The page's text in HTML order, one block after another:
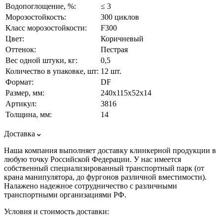
Водопоглощение, %:
≤ 3
Морозостойкость:
300 циклов
Класс морозостойкости:
F300
Цвет:
Коричневый
Оттенок:
Пестрая
Вес одной штуки, кг:
0,5
Количество в упаковке, шт: 12 шт.
Формат:
DF
Размер, мм:
240х115х52х14
Артикул:
3816
Толщина, мм:
14
Доставка
Наша компания выполняет доставку клинкерной продукции в
любую точку Российской Федерации. У нас имеется
собственный специализированный транспортный парк (от
крана манипулятора, до фургонов различной вместимости).
Налажено надежное сотрудничество с различными
транспортными организациями РФ.
Условия и стоимость доставки: